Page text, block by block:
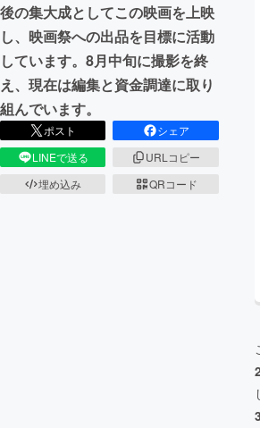
CAMPFIREふるさと納税machi-ya
後の集大成としてこの映画を上映
し、映画祭への出品を目標に活動
しています。8月中旬に撮影を終
え、現在は編集と資金調達に取り
組んでいます。
ポスト
シェア
LINEで送る
URLコピー
埋め込み
QRコード